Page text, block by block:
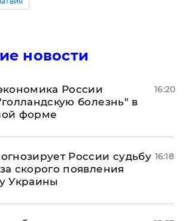
новости
России
болезнь" в
форме
16:20
России судьбу
скорого появления
Украины
16:18